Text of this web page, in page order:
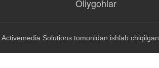
Oliygohlar
Activemedia Solutions tomonidan ishlab chiqilgan